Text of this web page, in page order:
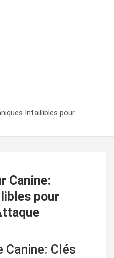
Infaillibles pour
Canine:
pour
Canine: Clés